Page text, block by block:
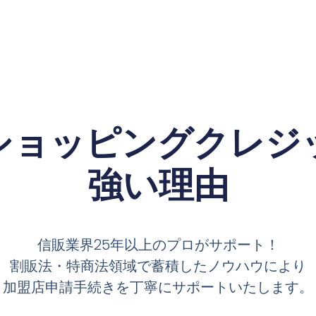
ョッピングクレジ
強い理由
信販業界25年以上のプロがサポート！
割販法・特商法領域で蓄積したノウハウにより
加盟店申請手続きを丁寧にサポートいたします。